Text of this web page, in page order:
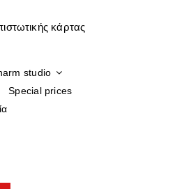
studio
Special prices